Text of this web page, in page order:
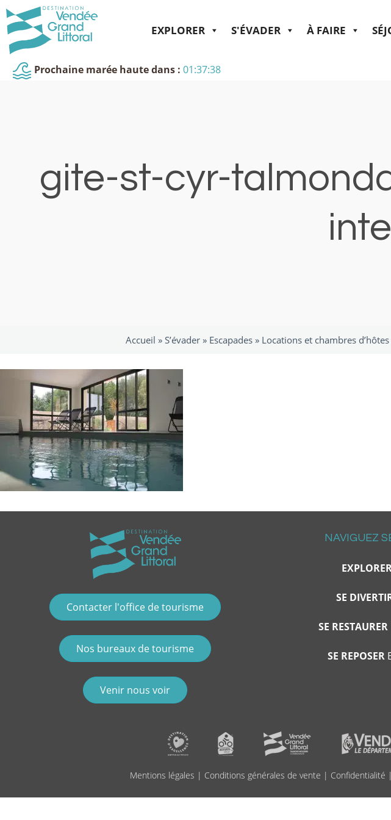
EXPLORER S'ÉVADER À FAIRE
Prochaine marée haute dans : 01:37:38
gite-st-cyr-
Accueil » S’évader» Escapades» Locations et chambres
Contacter l'office de tourisme
Nos bureaux de tourisme
Venir nous voir
NAVIGUEZ
SE
SE RESTAURER
SE REPOSER
Mentions légales | Conditions générales de vente | Confidentialité |